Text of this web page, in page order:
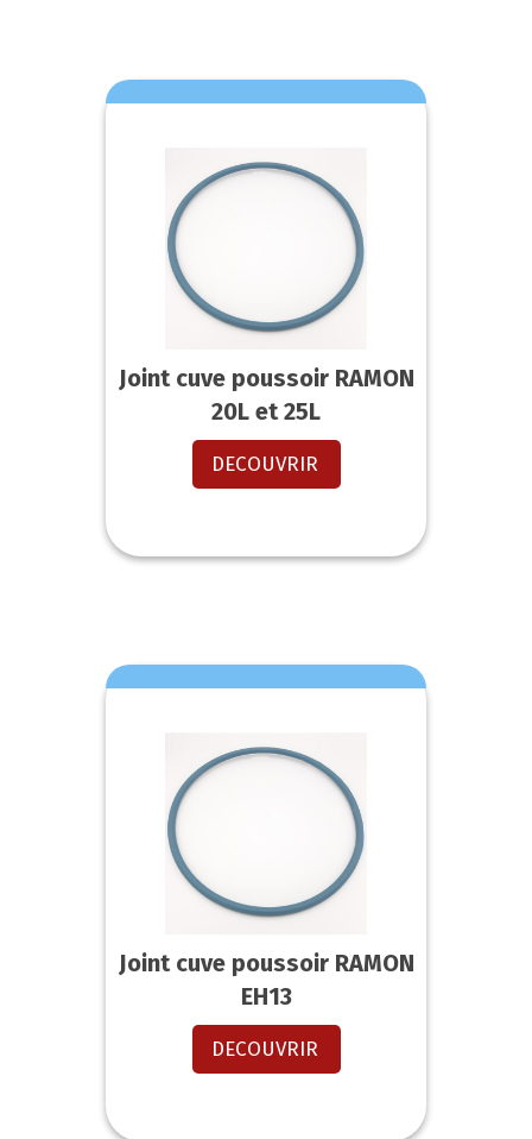
Joint cuve poussoir RAMON
20L et 25L
DECOUVRIR
Joint cuve poussoir RAMON
EH13
DECOUVRIR